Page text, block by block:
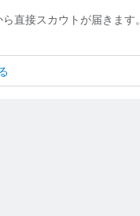
直接スカウトが届きます。